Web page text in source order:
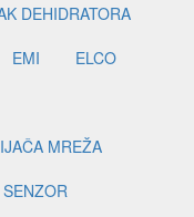
DEHIDRATORA
EMI
ELCO
MREŽA
SENZOR